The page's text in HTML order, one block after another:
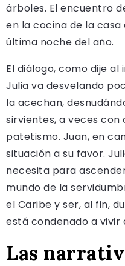
árboles. El encuentro
en la cocina de la casa
última noche del año.
El diálogo, como dije al
Julia va desvelando
la acechan,
sirvientes, a veces con
patetismo. Juan, en
situación a su favor.
necesita para
mundo de la
el Caribe y ser, al fin,
está condenado a
Las